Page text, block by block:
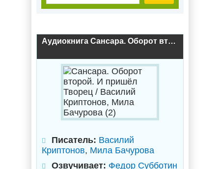
Аудиокнига Сансара. Оборот второй. И пришёл Творец / Василий Криптонов, Мила Бачурова (2)
Писатель: Василий
Криптонов, Мила Бачурова
Озвучивает: Федор Субботин